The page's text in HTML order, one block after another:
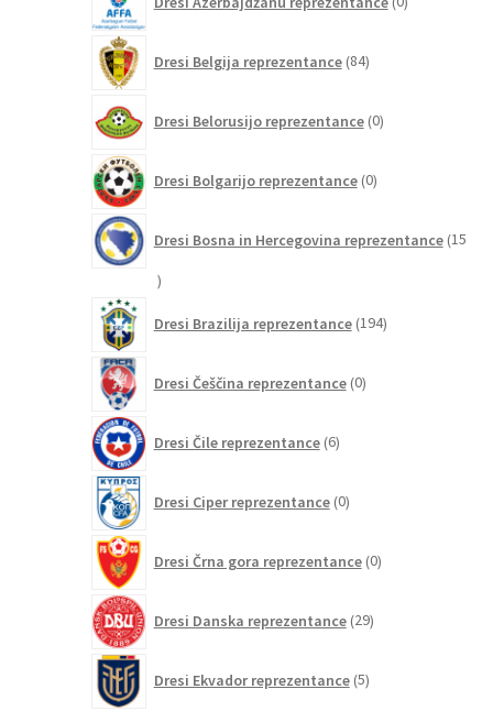
izdelkov
Dresi Belgija reprezentance 84izdelkov
Dresi Belorusijo reprezentance 0izdelkov
Dresi Bolgarijo reprezentance 0izdelkov
Dresi Bosna in Hercegovina reprezentance 15
15
Dresi Brazilija reprezentance 194izdelkov
Dresi Češčina reprezentance 0izdelkov
Dresi Čile reprezentance 6izdelkov
Dresi Ciper reprezentance 0izdelkov
Dresi Črna gora reprezentance 0izdelkov
Dresi Danska reprezentance 29izdelkov
Dresi Ekvador reprezentance 5izdelkov